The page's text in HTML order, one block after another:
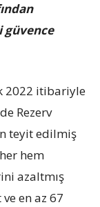
güvence
2022 itibariyle
Rezerv
teyit edilmiş
hem
azaltmış
ve en az 67